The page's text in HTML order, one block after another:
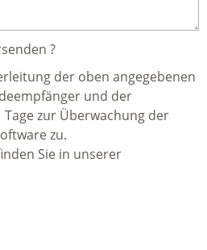
?
der oben angegebenen
und der
zur Überwachung der
zu.
Sie in unserer